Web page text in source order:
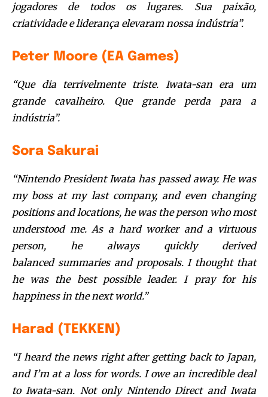
jogadores de todos os lugares. Sua paixão,
criatividade e liderança elevaram nossa indústria”.
Peter Moore (EA Games)
“Que dia terrivelmente triste. Iwata-san era um
grande cavalheiro. Que grande perda para a
indústria”.
Sora Sakurai
“Nintendo President Iwata has passed away. He was
my boss at my last company, and even changing
positions and locations, he was the person who most
understood me. As a hard worker and a virtuous
person, he always quickly derived
balanced summaries and proposals. I thought that
he was the best possible leader. I pray for his
happiness in the next world.”
Harad (TEKKEN)
“I heard the news right after getting back to Japan,
and I’m at a loss for words. I owe an incredible deal
to Iwata-san. Not only Nintendo Direct and Iwata